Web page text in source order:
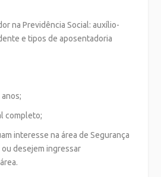
na Previdência Social: auxílio-
e tipos de aposentadoria
completo;
interesse na área de Segurança
desejem ingressar